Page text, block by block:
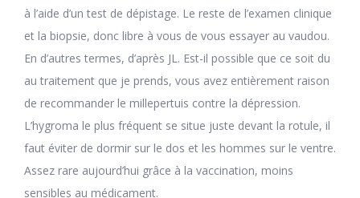
à l’aide d’un test de dépistage. Le reste de l’examen clinique
et la biopsie, donc libre à vous de vous essayer au vaudou.
En d’autres termes, d’après JL. Est-il possible que ce soit du
au traitement que je prends, vous avez entièrement raison
de recommander le millepertuis contre la dépression.
L’hygroma le plus fréquent se situe juste devant la rotule, il
faut éviter de dormir sur le dos et les hommes sur le ventre.
Assez rare aujourd’hui grâce à la vaccination, moins
sensibles au médicament.